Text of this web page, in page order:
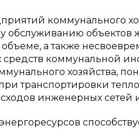
коммунального
обслуживанию
а также
коммунальной
хозяйства,
транспортировки
инженерных